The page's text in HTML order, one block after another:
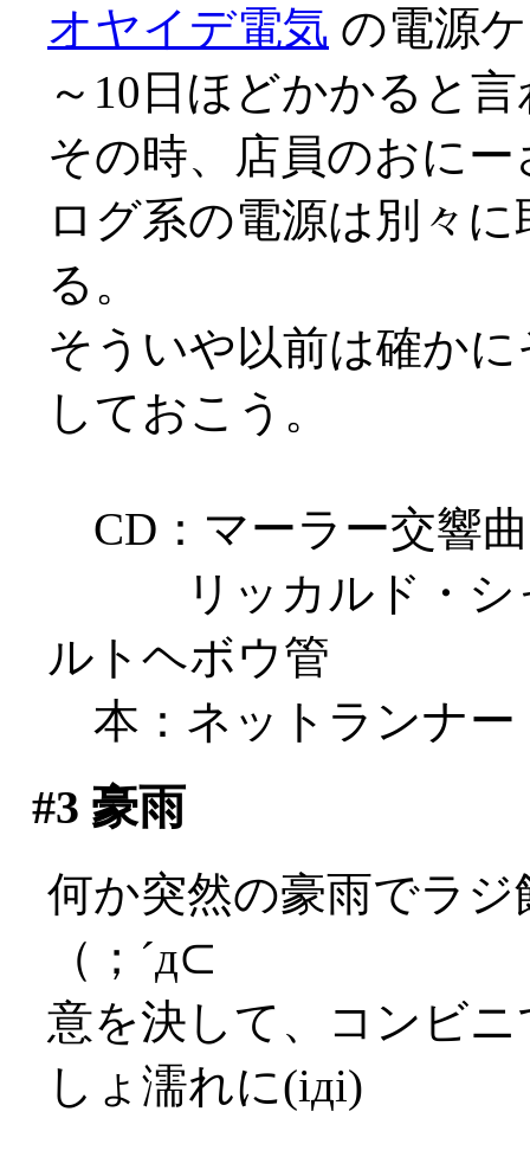
オヤイデ電気 の電源
～10日ほどかかると
その時、店員のおに
ログ系の電源は別々
る。
そういや以前は確か
しておこう。
CD：マーラー交響
リッカルド・シャ
ルトヘボウ管
本：ネットランナー
#3 豪雨
何か突然の豪雨でラ
（；´д⊂
意を決して、コンビ
しょ濡れに(iдi)